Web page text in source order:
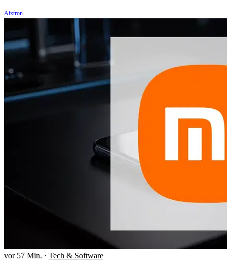
Aixtron
vor 57 Min. · Tech & Software